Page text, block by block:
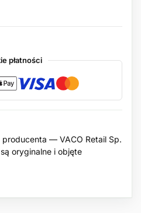
płatności
— VACO Retail Sp.
oryginalne i objęte